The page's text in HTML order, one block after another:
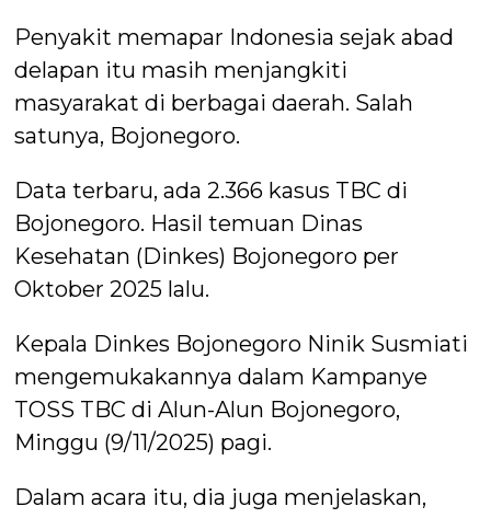
Penyakit memapar Indonesia sejak abad
delapan itu masih menjangkiti
masyarakat di berbagai daerah. Salah
satunya, Bojonegoro.
Data terbaru, ada 2.366 kasus TBC di
Bojonegoro. Hasil temuan Dinas
Kesehatan (Dinkes) Bojonegoro per
Oktober 2025 lalu.
Kepala Dinkes Bojonegoro Ninik Susmiati
mengemukakannya dalam Kampanye
TOSS TBC di Alun-Alun Bojonegoro,
Minggu (9/11/2025) pagi.
Dalam acara itu, dia juga menjelaskan,